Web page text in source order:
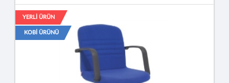
YERLİ ÜRÜN
KOBİ ÜRÜNÜ